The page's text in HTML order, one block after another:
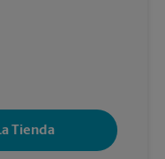
Tienda